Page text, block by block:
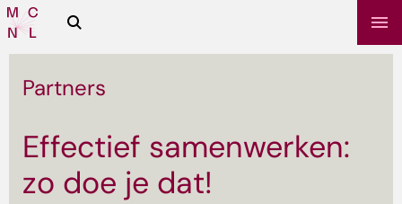
Media
Campus
Zoeken
Partners
Effectief samenwerken:
zo doe je dat!